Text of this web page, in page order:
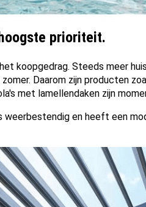
prioriteit.
koopgedrag. Steeds meer
Daarom zijn producten
met lamellendaken zijn
weerbestendig en heeft een